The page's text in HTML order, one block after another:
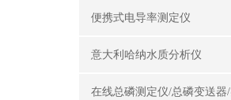
便携式电导率测定仪
意大利哈纳水质分析仪